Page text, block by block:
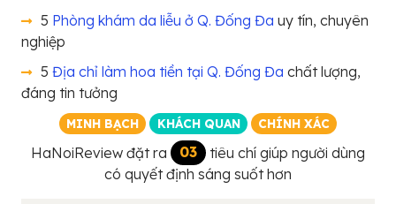
5 Phòng khám da liễu ở Q. Đống Đa uy tín, chuyên
nghiệp
5 Địa chỉ làm hoa tiền tại Q. Đống Đa chất lượng,
đáng tin tưởng
MINH BẠCH KHÁCH QUAN CHÍNH XÁC
HaNoiReview đặt ra 03 tiêu chí giúp người dùng
có quyết định sáng suốt hơn